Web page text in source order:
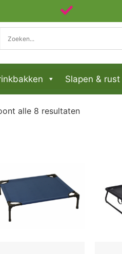
Slapen & rust
alle 8 resultaten